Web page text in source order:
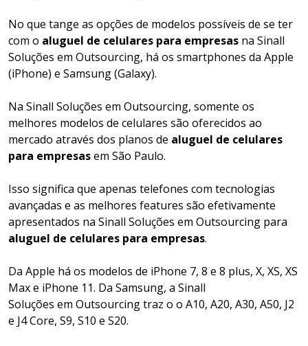
No que tange as opções de modelos possíveis de se ter
com o aluguel de celulares para empresas na Sinall
Soluções em Outsourcing, há os smartphones da Apple
(iPhone) e Samsung (Galaxy).
Na Sinall Soluções em Outsourcing, somente os
melhores modelos de celulares são oferecidos ao
mercado através dos planos de aluguel de celulares
para empresasem São Paulo.
Isso significa que apenas telefones com tecnologias
avançadas e as melhores features são efetivamente
apresentados na Sinall Soluções em Outsourcing para
aluguel de celulares para empresas.
Da Apple há os modelos de iPhone 7, 8 e 8 plus, X, XS, XS
Max e iPhone 11. Da Samsung, a Sinall
Soluções em Outsourcing traz o o A10, A20, A30, A50, J2
e J4 Core, S9, S10 e S20.